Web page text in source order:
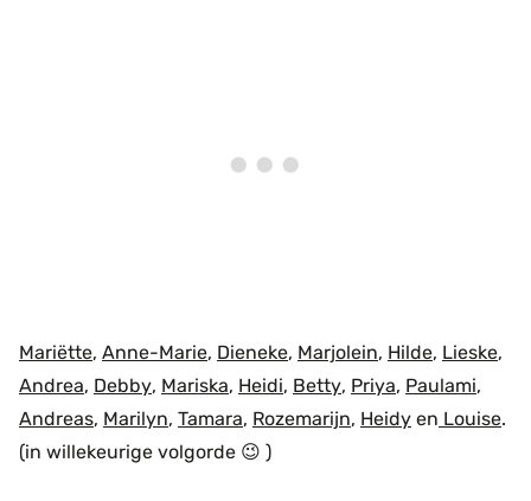
Mariëtte, Anne-Marie, Dieneke, Marjolein, Hilde, Lieske,
Andrea, Debby, Mariska, Heidi, Betty, Priya, Paulami,
Andreas, Marilyn, Tamara, Rozemarijn, Heidy en Louise.
(in willekeurige volgorde 😉 )